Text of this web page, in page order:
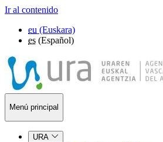
Ir al contenido
eu (Euskara)
es (Español)
Menú principal
URA